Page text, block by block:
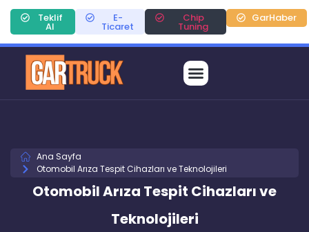
Teklif
Al
E-
Ticaret
Chip
Tuning
GarHaber
Ana Sayfa
Otomobil Arıza Tespit Cihazları ve Teknolojileri
Otomobil Arıza Tespit Cihazları ve
Teknolojileri